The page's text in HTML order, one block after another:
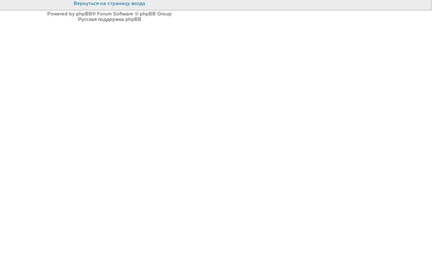
Вернуться на страницу входа
Powered by phpBB® Forum Software © phpBB Group
Русская поддержка phpBB